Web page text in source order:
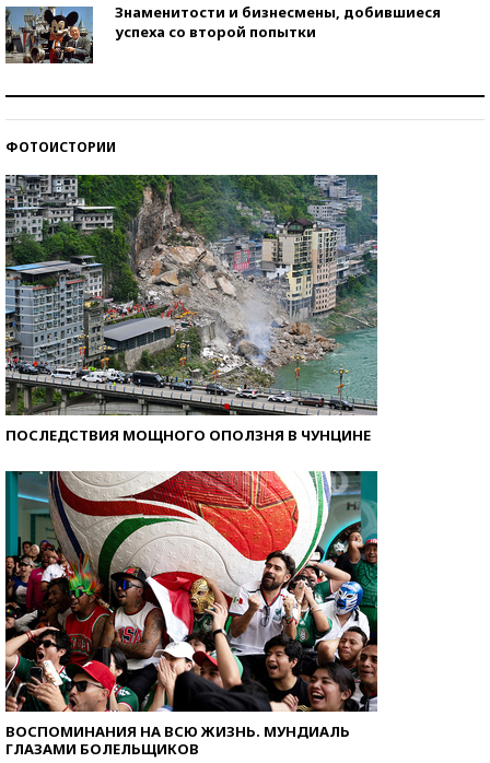
Знаменитости и бизнесмены, добившиеся
успеха со второй попытки
ФОТОИСТОРИИ
ПОСЛЕДСТВИЯ МОЩНОГО ОПОЛЗНЯ В ЧУНЦИНЕ
ВОСПОМИНАНИЯ НА ВСЮ ЖИЗНЬ. МУНДИАЛЬ
ГЛАЗАМИ БОЛЕЛЬЩИКОВ